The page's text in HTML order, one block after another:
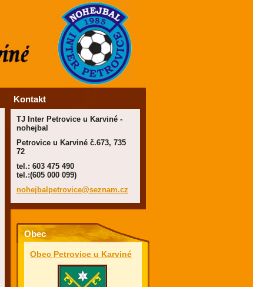
Kontakt
TJ Inter Petrovice u Karviné -
nohejbal
Petrovice u Karviné č.673, 735
72
tel.: 603 475 490
tel.:(605 000 099)
nohejbal petrovice@seznam.cz
Obec
Obec Petrovice u Karviné